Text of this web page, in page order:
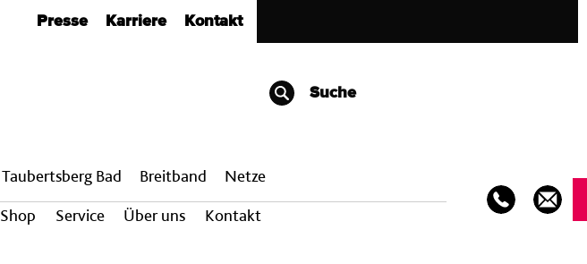
Presse Karriere Kontakt
Suche
Shop Service Über uns Kontakt
Taubertsberg Bad Breit­band Netze